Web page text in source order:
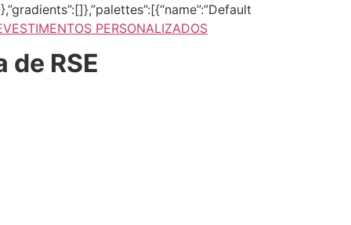
PERSONALIZADOS
RSE